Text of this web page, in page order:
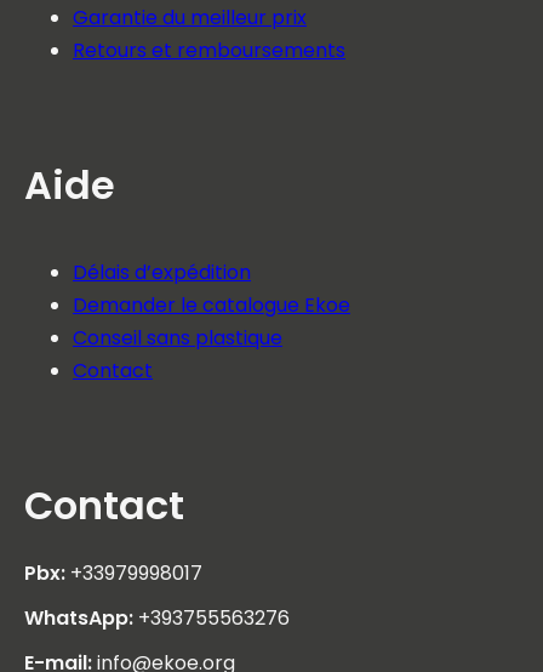
Garantie du meilleur prix
Retours et remboursements
Aide
Délais d’expédition
Demander le catalogue Ekoe
Conseil sans plastique
Contact
Contact
Pbx: +33979998017
WhatsApp: +393755563276
E-mail:info@ekoe.org